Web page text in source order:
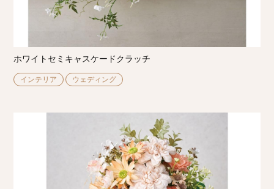
ホワイトセミキャスケードクラッチ
インテリア ウェディング